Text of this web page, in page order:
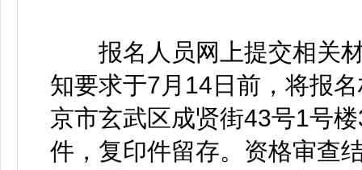
报名人员网上提交相关材
知要求于7月14日前，将报
京市玄武区成贤街43号1号
件，复印件留存。资格审查